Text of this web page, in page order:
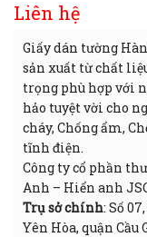
Liên hệ
Giấy dán tường
sản xuất từ chất
trọng phù hợp với
hảo tuyệt vời cho
cháy, Chống ẩm,
tĩnh điện.
Công ty cổ phần
Anh – Hiển anh
Trụ sở chính: Số
Yên Hòa, quận Cầu